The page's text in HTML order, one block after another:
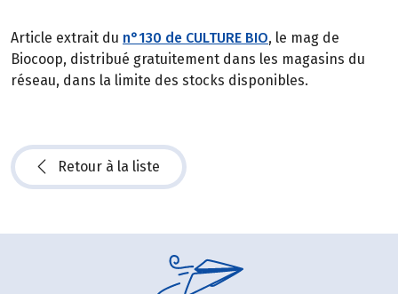
Article extrait du n°130 de CULTURE BIO, le mag de
Biocoop, distribué gratuitement dans les magasins du
réseau, dans la limite des stocks disponibles.
Retour à la liste